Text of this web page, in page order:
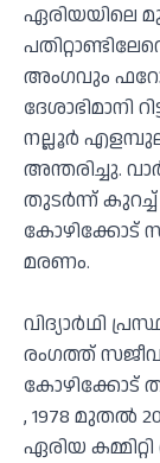
ഏരിയയിലെ
അംഗവും
ദേശാഭിമാനി
നല്ലൂർ
അന്തരിച്ചു.
തുടർന്ന് കുറച്ച്
കോഴിക്കോട്
മരണം.
വിദ്യാർഥി
രംഗത്ത്
കോഴിക്കോട്
, 1978 മുതൽ
ഏരിയ